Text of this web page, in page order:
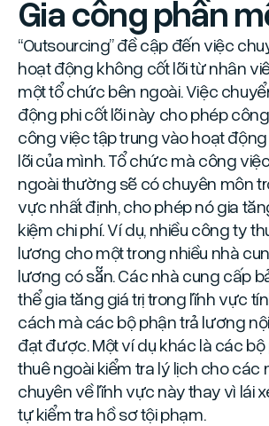
Gia công phần
“Outsourcing” đề cập đến việc
hoạt động không cốt lõi từ nhân
một tổ chức bên ngoài. Việc
động phi cốt lõi này cho phép
công việc tập trung vào hoạt
lõi của mình. Tổ chức mà công
ngoài thường sẽ có chuyên môn
vực nhất định, cho phép nó gia
kiệm chi phí. Ví dụ, nhiều công ty
lương cho một trong nhiều nhà
lương có sẵn. Các nhà cung cấp
thể gia tăng giá trị trong lĩnh vực
cách mà các bộ phận trả lương
đạt được. Một ví dụ khác là các
thuê ngoài kiểm tra lý lịch cho các
chuyên về lĩnh vực này thay vì lái
tự kiểm tra hồ sơ tội phạm.